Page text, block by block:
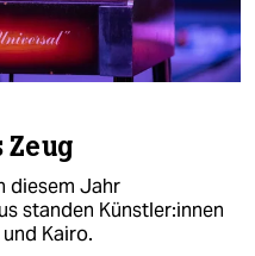
Zeug
diesem Jahr
standen Künst­le­r:in­nen
Kairo.